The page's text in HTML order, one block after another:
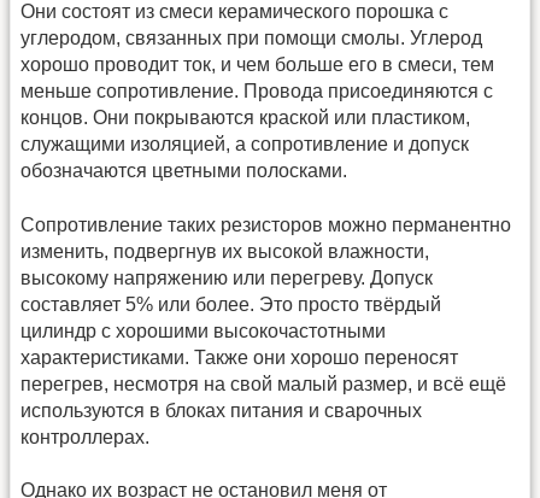
Они состоят из смеси керамического порошка с
углеродом, связанных при помощи смолы. Углерод
хорошо проводит ток, и чем больше его в смеси, тем
меньше сопротивление. Провода присоединяются с
концов. Они покрываются краской или пластиком,
служащими изоляцией, а сопротивление и допуск
обозначаются цветными полосками.
Сопротивление таких резисторов можно перманентно
изменить, подвергнув их высокой влажности,
высокому напряжению или перегреву. Допуск
составляет 5% или более. Это просто твёрдый
цилиндр с хорошими высокочастотными
характеристиками. Также они хорошо переносят
перегрев, несмотря на свой малый размер, и всё ещё
используются в блоках питания и сварочных
контроллерах.
Однако их возраст не остановил меня от